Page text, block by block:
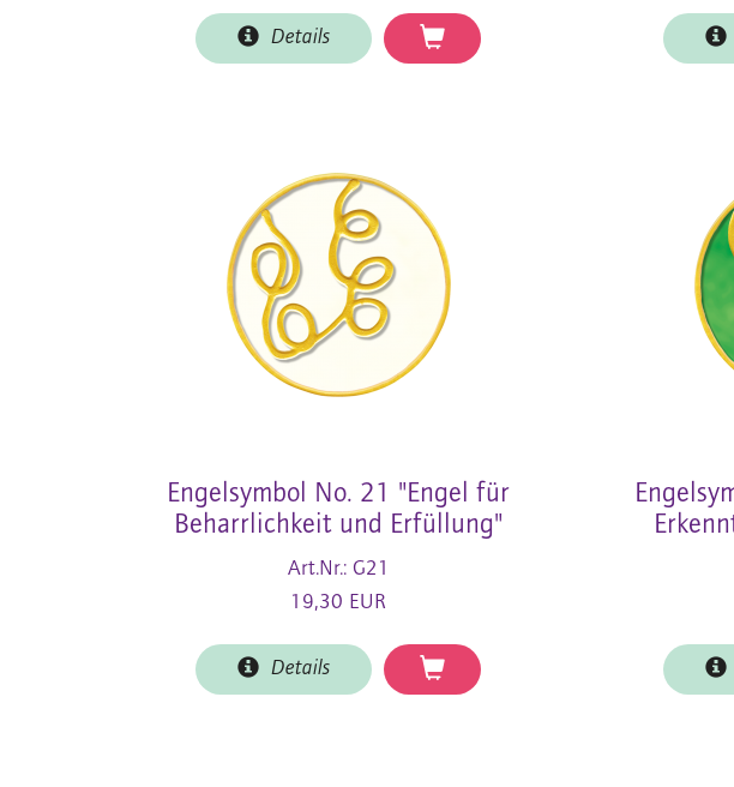
Details
Engelsymbol No. 21 "Engel für
Beharrlichkeit und Erfüllung"
Art.Nr.: G21
19,30 EUR
Details